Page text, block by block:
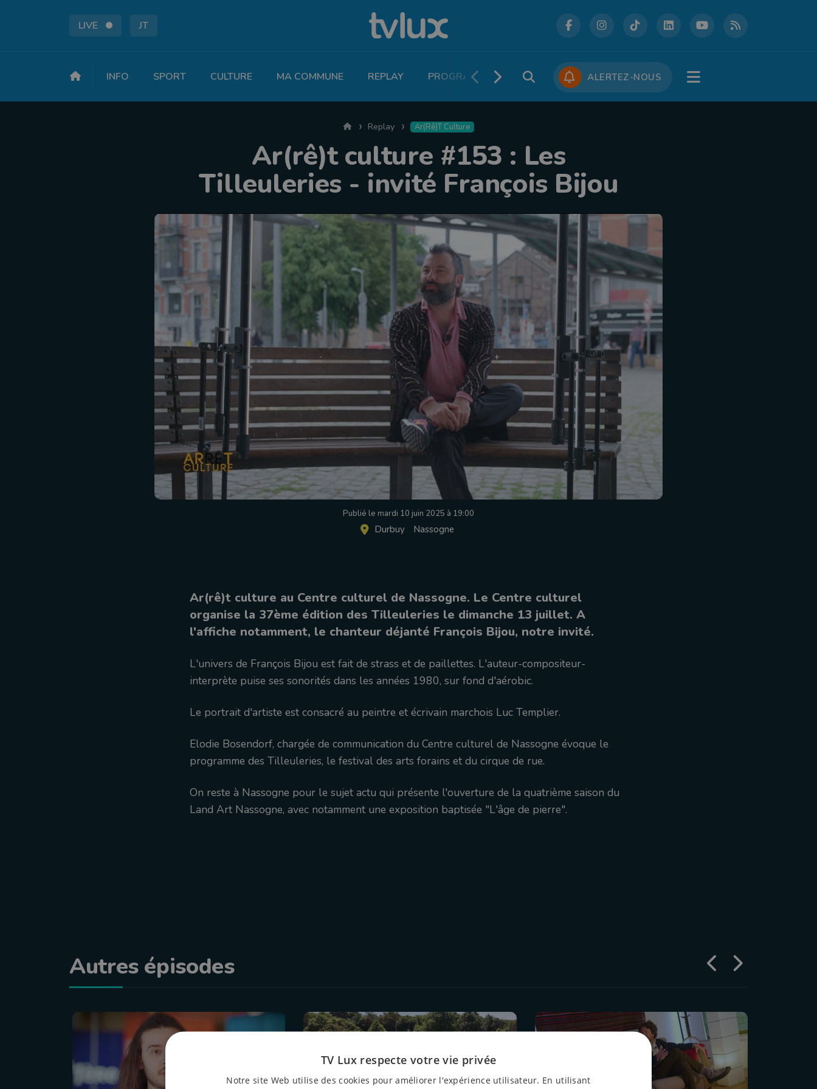
LIVE JT
INFO SPORT CULTURE MA COMMUNE REPLAY PROGRAMME TV PODCASTS CONCOURS JOBS
ALERTEZ-NOUS
AccueilReplay Ar(rê)t Culture
Ar(rê)t culture #153 : Les
Tilleuleries - invité François Bijou
Publié le mardi 10 juin 2025 à 19:00
Durbuy Nassogne
Ar(rê)t culture au Centre culturel de Nassogne. Le Centre culturel
organise la 37ème édition des Tilleuleries le dimanche 13 juillet. A
l'affiche notamment, le chanteur déjanté François Bijou, notre invité.
L'univers de François Bijou est fait de strass et de paillettes. L'auteur-compositeur-
interprète puise ses sonorités dans les années 1980, sur fond d'aérobic.
Le portrait d'artiste est consacré au peintre et écrivain marchois Luc Templier.
Elodie Bosendorf, chargée de communication du Centre culturel de Nassogne évoque le
programme des Tilleuleries, le festival des arts forains et du cirque de rue.
On reste à Nassogne pour le sujet actu qui présente l'ouverture de la quatrième saison du
Land Art Nassogne, avec notamment une exposition baptisée "L'âge de pierre".
Autres épisodes
TV Lux respecte votre vie privée
Notre site Web utilise des cookies pour améliorer l'expérience utilisateur. En utilisant